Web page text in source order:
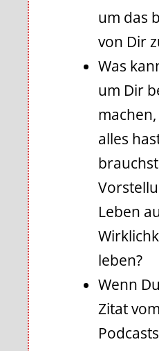
um das
von Dir
Was
um Dir
alles
Leben
leben?
Wenn
Zitat
Podcasts